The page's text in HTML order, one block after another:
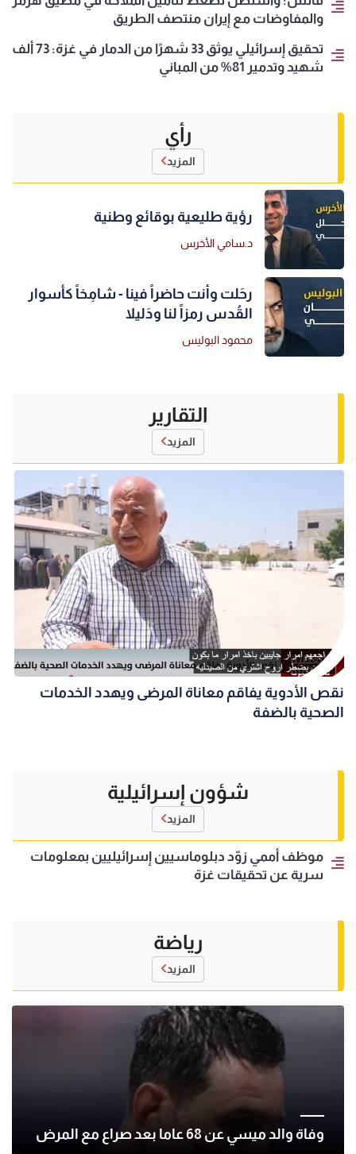
والمفاوضات مع إيران منتصف الطريق
تحقيق إسرائيلي يوثق 33 شهرًا من الدمار في غزة: 73 ألف
شهيد وتدمير 81% من المباني
رأي
المزيد
رؤية طليعية بوقائع وطنية
د.سامي الأخرس
رحَلت وأنت حاضراً فينا - شامِخاً كأسوار
القُدس رمزاً لنا ودَليلا
محمود البوليس
التقارير
المزيد
نقص الأدوية يفاقم معاناة المرضى ويهدد الخدمات
الصحية بالضفة
شؤون إسرائيلية
المزيد
موظف أممي زوّد دبلوماسيين إسرائيليين بمعلومات
سرية عن تحقيقات غزة
رياضة
المزيد
وفاة والد ميسي عن 68 عاما بعد صراع مع المرض